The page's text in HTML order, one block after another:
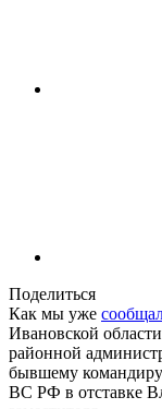
Поделиться
Как мы уже
Ивановской
районной
бывшему
ВС РФ в отставке